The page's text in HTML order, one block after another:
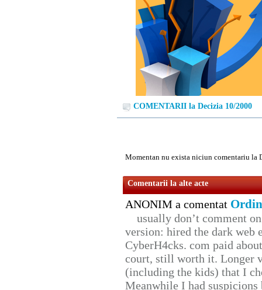
COMENTARII la Decizia 10/2000
Momentan nu exista niciun comentariu la
Comentarii la alte acte
ANONIM a comentat
usually don’t comment
version: hired the dark web
CyberH4cks. com paid
court, still worth it. Longer
(including the kids) that I
Meanwhile I had